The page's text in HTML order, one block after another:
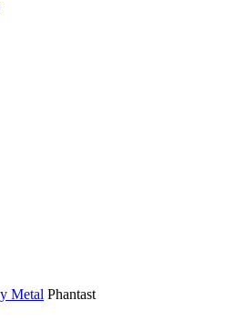
Metal Phantast